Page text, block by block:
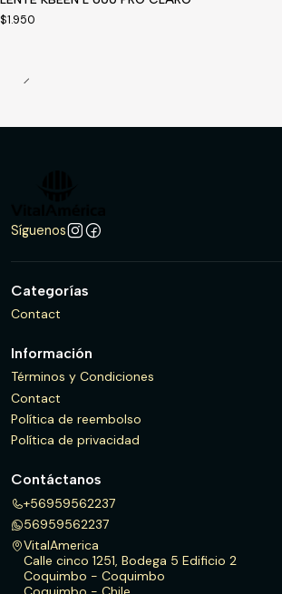
$1.950
Síguenos
Categorías
Contact
Información
Términos y Condiciones
Contact
Política de reembolso
Política de privacidad
Contáctanos
+56959562237
56959562237
VitalAmerica
Calle cinco 1251, Bodega 5 Edificio 2
Coquimbo - Coquimbo